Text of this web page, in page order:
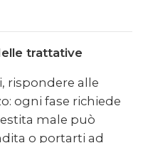
trattative
rispondere alle
ogni fase richiede
male può
o portarti ad